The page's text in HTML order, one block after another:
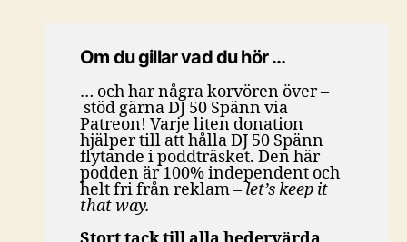
Om du gillar vad du hör …
… och har några korvören över –
stöd gärna DJ 50 Spänn via
Patreon! Varje liten donation
hjälper till att hålla DJ 50 Spänn
flytande i poddträsket. Den här
podden är 100% independent och
helt fri från reklam– let’s keep it
that way.